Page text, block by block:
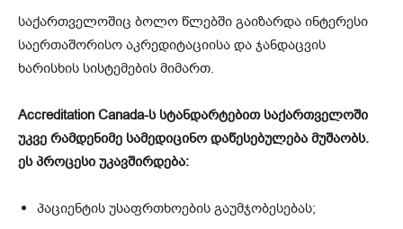
საქართველოშიც ბოლო წლებში გაიზარდა ინტერესი
საერთაშორისო აკრედიტაციისა და ჯანდაცვის
ხარისხის სისტემების მიმართ.
Accreditation Canada-ს სტანდარტებით საქართველოში
უკვე რამდენიმე სამედიცინო დაწესებულება მუშაობს.
ეს პროცესი უკავშირდება:
პაციენტის უსაფრთხოების გაუმჯობესებას;